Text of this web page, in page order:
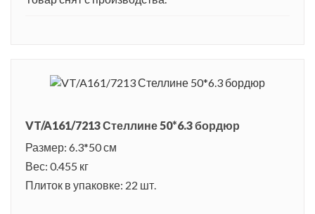
VT/A161/7213 Стеллине 50*6.3 бордюр
Размер: 6.3*50 см
Вес: 0.455 кг
Плиток в упаковке: 22 шт.